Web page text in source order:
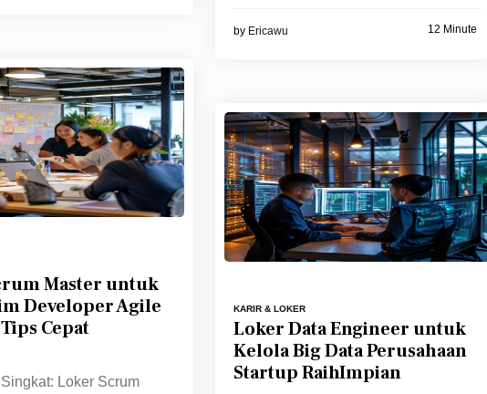
by Ericawu 12 Minute
Master untuk
Developer Agile
Cepat
Loker Scrum
KARIR & LOKER
Loker Data Engineer untuk
Kelola Big Data Perusahaan
Startup RaihImpian